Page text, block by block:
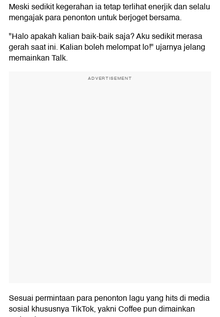
Meski sedikit kegerahan ia tetap terlihat enerjik dan selalu
mengajak para penonton untuk berjoget bersama.
"Halo apakah kalian baik-baik saja? Aku sedikit merasa
gerah saat ini. Kalian boleh melompat lo!" ujarnya jelang
memainkan Talk.
ADVERTISEMENT
Sesuai permintaan para penonton lagu yang hits di media
sosial khususnya TikTok, yakni Coffee pun dimainkan